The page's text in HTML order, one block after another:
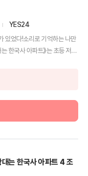
YES24
있었다!소리로 기억하는 나만
한국사 아파트》는 초등 저학
는 한국사 아파트 4 조